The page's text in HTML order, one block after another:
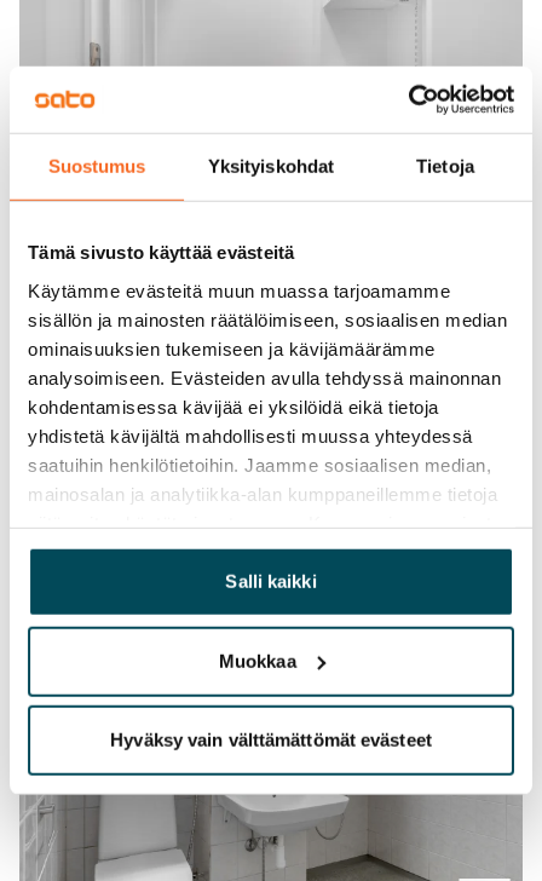
Suostumus Yksityiskohdat Tietoja
Tämä sivusto käyttää evästeitä
Käytämme evästeitä muun muassa tarjoamamme
sisällön ja mainosten räätälöimiseen, sosiaalisen median
ominaisuuksien tukemiseen ja kävijämäärämme
analysoimiseen. Evästeiden avulla tehdyssä mainonnan
kohdentamisessa kävijää ei yksilöidä eikä tietoja
yhdistetä kävijältä mahdollisesti muussa yhteydessä
saatuihin henkilötietoihin. Jaamme sosiaalisen median,
mainosalan ja analytiikka-alan kumppaneillemme tietoja
yhdistää näitä tietoja muihin tietoihin, joita olet antanut
heille tai joita on kerätty, kun olet käyttänyt heidän
palvelujaan.
Salli kaikki
Muokkaa
Hyväksy vain välttämättömät evästeet